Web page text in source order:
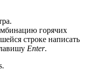
горячих
строке написать
Enter.